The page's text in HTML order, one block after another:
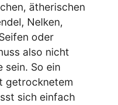
ätherischen
Nelken,
oder
also nicht
sein. So ein
getrocknetem
sich einfach